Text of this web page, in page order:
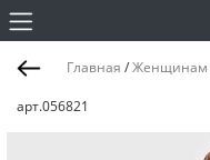
Главная /Женщинам
арт.056821